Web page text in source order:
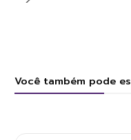
Você também pode